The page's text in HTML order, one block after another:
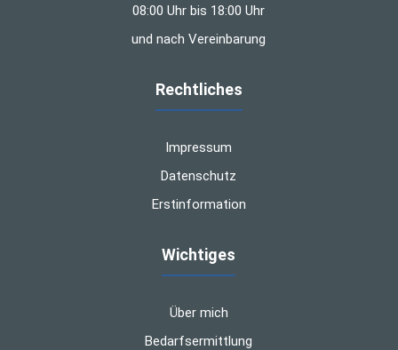
08:00 Uhr bis 18:00 Uhr
und nach Vereinbarung
Rechtliches
Impressum
Datenschutz
Erstinformation
Wichtiges
Über mich
Bedarfsermittlung